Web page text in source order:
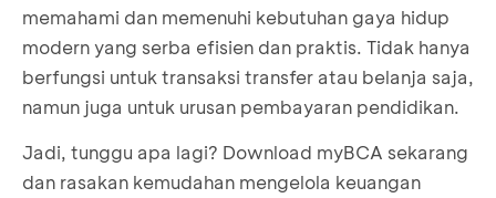
memahami dan memenuhi kebutuhan gaya hidup
modern yang serba efisien dan praktis. Tidak hanya
berfungsi untuk transaksi transfer atau belanja saja,
namun juga untuk urusan pembayaran pendidikan.
Jadi, tunggu apa lagi? Download myBCA sekarang
dan rasakan kemudahan mengelola keuangan